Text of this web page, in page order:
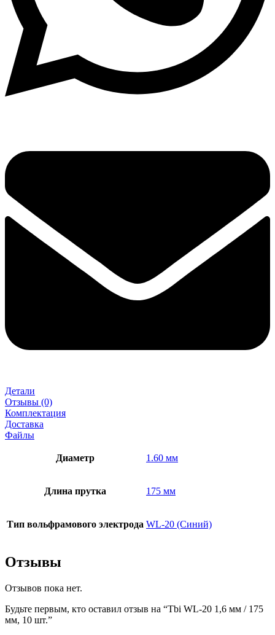
Детали
Отзывы (0)
Комплектация
Доставка
Файлы
Диаметр 1.60 мм
Длина прутка 175 мм
Тип вольфрамового электрода WL-20 (Синий)
Отзывы
Отзывов пока нет.
Будьте первым, кто оставил отзыв на “Tbi WL-20 1,6 мм / 175
мм, 10 шт.”